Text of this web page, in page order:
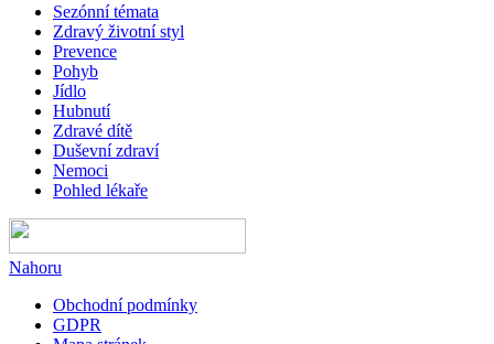
Sezónní témata
Zdravý životní styl
Prevence
Pohyb
Jídlo
Hubnutí
Zdravé dítě
Duševní zdraví
Nemoci
Pohled lékaře
Nahoru
Obchodní podmínky
GDPR